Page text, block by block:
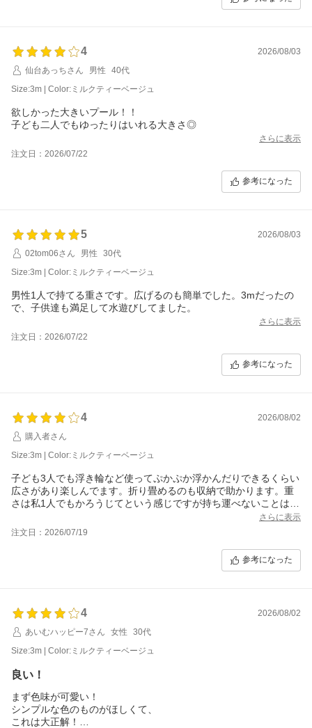
4
2026/08/03
仙台あっちさん
男性
40代
Size:3m | Color:ミルクティーベージュ
欲しかった大きいプール！！
子ども二人でもゆったりはいれる大きさ◎
さらに表示
注文日：2026/07/22
参考になった
5
2026/08/03
02tom06さん
男性
30代
Size:3m | Color:ミルクティーベージュ
男性1人で持てる重さです。広げるのも簡単でした。3mだったの
で、子供達も満足して水遊びしてました。
さらに表示
注文日：2026/07/22
参考になった
4
2026/08/02
購入者さん
Size:3m | Color:ミルクティーベージュ
子ども3人でも浮き輪など使ってぷかぷか浮かんだりできるくらい
広さがあり楽しんでます。折り畳めるのも収納で助かります。重
さは私1人でもかろうじてという感じですが持ち運べないことはな
いので準備、片付けもワンオペ時でもできます。水を抜くのに少
し時間がかかったのが星5つに届かなかった理由ですがトータル満
足です。
さらに表示
注文日：2026/07/19
参考になった
4
2026/08/02
あいむハッピー7さん
女性
30代
Size:3m | Color:ミルクティーベージュ
良い！
まず色味が可愛い！
シンプルな色のものがほしくて、
これは大正解！